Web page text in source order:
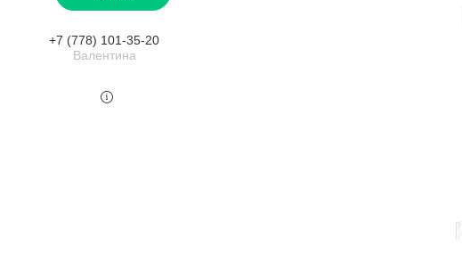
+7 (778) 101-35-20
Валентина